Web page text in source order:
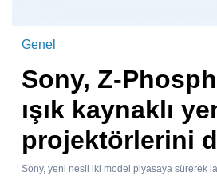
Genel
Sony, Z-
ışık kaynaklı
projektörlerini
Sony, yeni nesil iki model piyasaya sürerek